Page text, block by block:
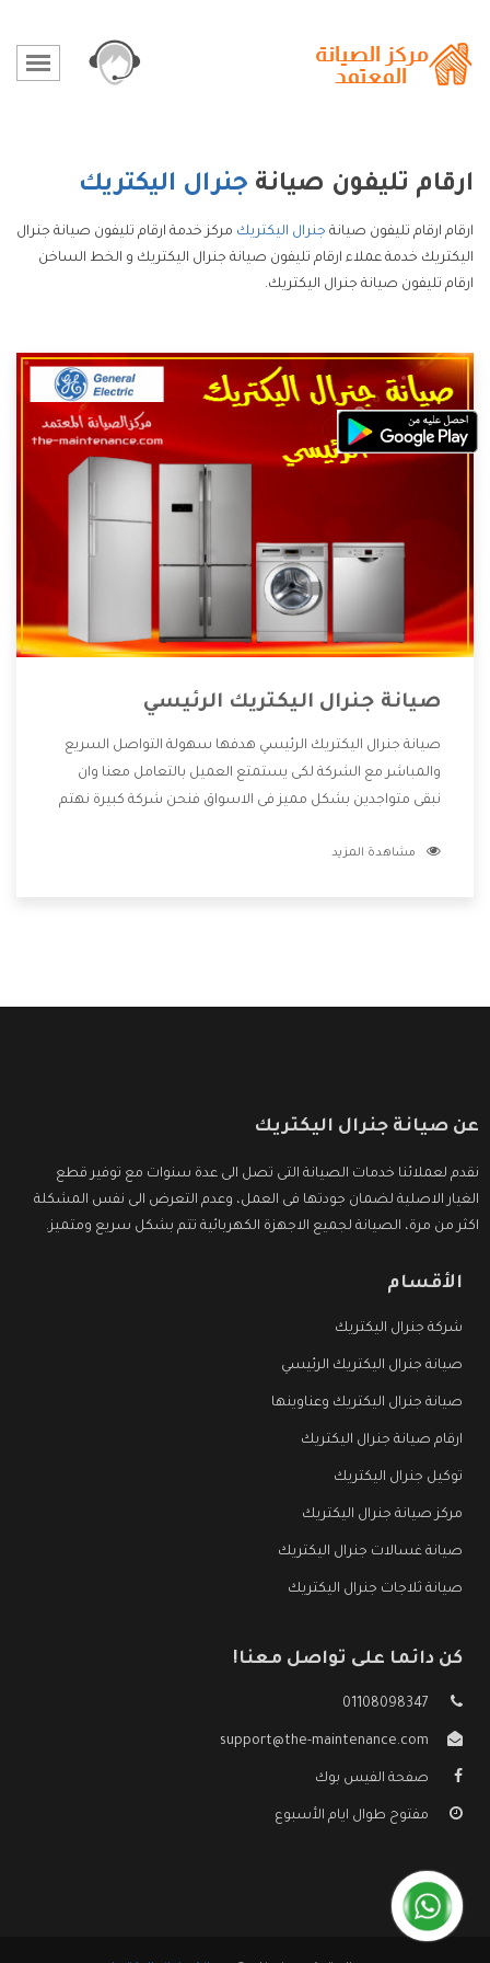
ارقام تليفون صيانة جنرال اليكتريك
ارقام ارقام تليفون صيانة جنرال اليكتريك مركز خدمة ارقام تليفون صيانة جنرال
اليكتريك خدمة عملاء ارقام تليفون صيانة جنرال اليكتريك و الخط الساخن
ارقام تليفون صيانة جنرال اليكتريك.
صيانة جنرال اليكتريك الرئيسي
صيانة جنرال اليكتريك الرئيسي هدفها سهولة التواصل السريع
والمباشر مع الشركة لكى يستمتع العميل بالتعامل معنا وان
نبقى متواجدين بشكل مميز فى الاسواق فنحن شركة كبيرة نهتم
الشركة بها والتى تكون منها خدمة الصيانة التى تكون من أهم
مشاهدة المزيد
عن صيانة جنرال اليكتريك
نقدم لعملائنا خدمات الصيانة التى تصل الى عدة سنوات مع توفير قطع
الغيار الاصلية لضمان جودتها فى العمل، وعدم التعرض الى نفس المشكلة
اكثر من مرة، الصيانة لجميع الاجهزة الكهربائية تتم بشكل سريع ومتميز.
الأقسام
شركة جنرال اليكتريك
صيانة جنرال اليكتريك الرئيسي
صيانة جنرال اليكتريك وعناوينها
ارقام صيانة جنرال اليكتريك
توكيل جنرال اليكتريك
مركز صيانة جنرال اليكتريك
صيانة غسالات جنرال اليكتريك
صيانة ثلاجات جنرال اليكتريك
كن دائما على تواصل معنا!
01108098347
support@the-maintenance.com
صفحة الفيس بوك
مفتوح طوال ايام الأسبوع